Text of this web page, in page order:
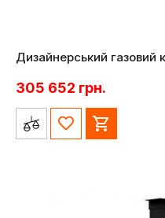
Дизайнерський газовий
305 652 грн.